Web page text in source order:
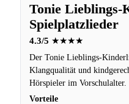
Tonie Lieblings-
Spielplatzlieder
4.3/5 ★★★★
Der Tonie Lieblings-
Klangqualität und
Hörspieler im Vorschulalter.
Vorteile